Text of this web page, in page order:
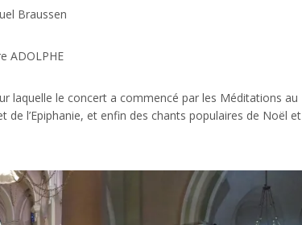
Braussen
ADOLPHE
laquelle le concert a commencé par les Méditations au
l’Epiphanie, et enfin des chants populaires de Noël et